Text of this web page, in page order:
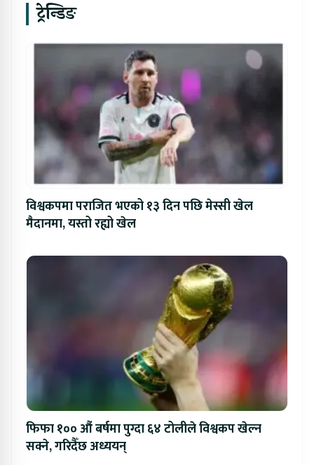
ट्रेन्डिङ
विश्वकपमा पराजित भएको १३ दिन पछि मेस्सी खेल
मैदानमा, यस्तो रह्यो खेल
फिफा १०० औं बर्षमा पुग्दा ६४ टोलीले विश्वकप खेल्न
सक्ने, गरिदैँछ अध्ययन्